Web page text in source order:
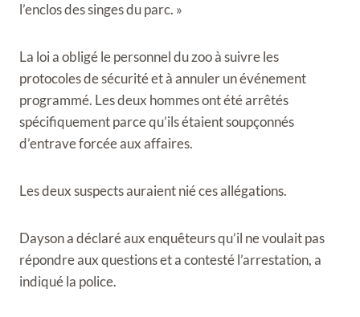
l’enclos des singes du parc. »
La loi a obligé le personnel du zoo à suivre les
protocoles de sécurité et à annuler un événement
programmé. Les deux hommes ont été arrêtés
spécifiquement parce qu’ils étaient soupçonnés
d’entrave forcée aux affaires.
Les deux suspects auraient nié ces allégations.
Dayson a déclaré aux enquêteurs qu’il ne voulait pas
répondre aux questions et a contesté l’arrestation, a
indiqué la police.